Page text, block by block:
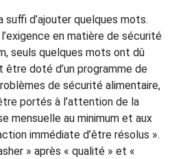
suffi d’ajouter quelques mots.
en matière de sécurité
seuls quelques mots ont dû
doté d’un programme de
de sécurité alimentaire,
portés à l’attention de la
mensuelle au minimum et aux
immédiate d’être résolus ».
» après « qualité » et «